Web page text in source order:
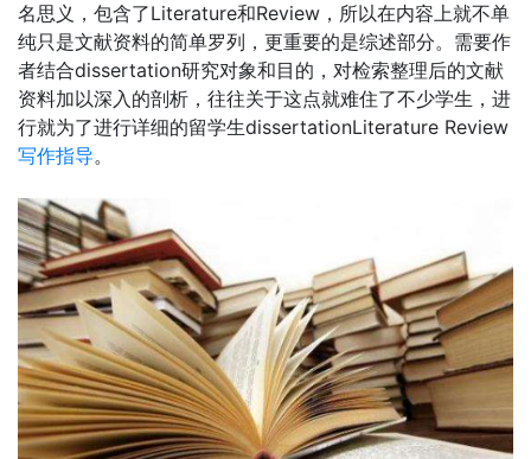
名思义，包含了Literature和Review，所以在内容上就不单
纯只是文献资料的简单罗列，更重要的是综述部分。需要作
者结合dissertation研究对象和目的，对检索整理后的文献
资料加以深入的剖析，往往关于这点就难住了不少学生，进
行就为了进行详细的留学生dissertationLiterature Review
写作指导。